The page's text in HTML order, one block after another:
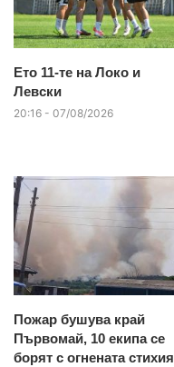
Ето 11-те на Локо и
Левски
20:16 - 07/08/2026
Пожар бушува край
Първомай, 10 екипа се
борят с огнената стихия